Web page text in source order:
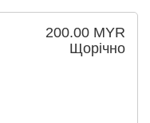
200.00 MYR
Щорічно